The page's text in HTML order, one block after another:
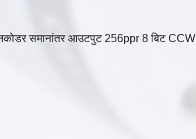
समानांतर आउटपुट 256ppr 8 बिट CCW